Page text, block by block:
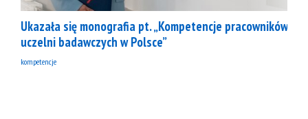
Ukazała się monografia pt. „Kompetencje pracowników
uczelni badawczych w Polsce”
kompetencje